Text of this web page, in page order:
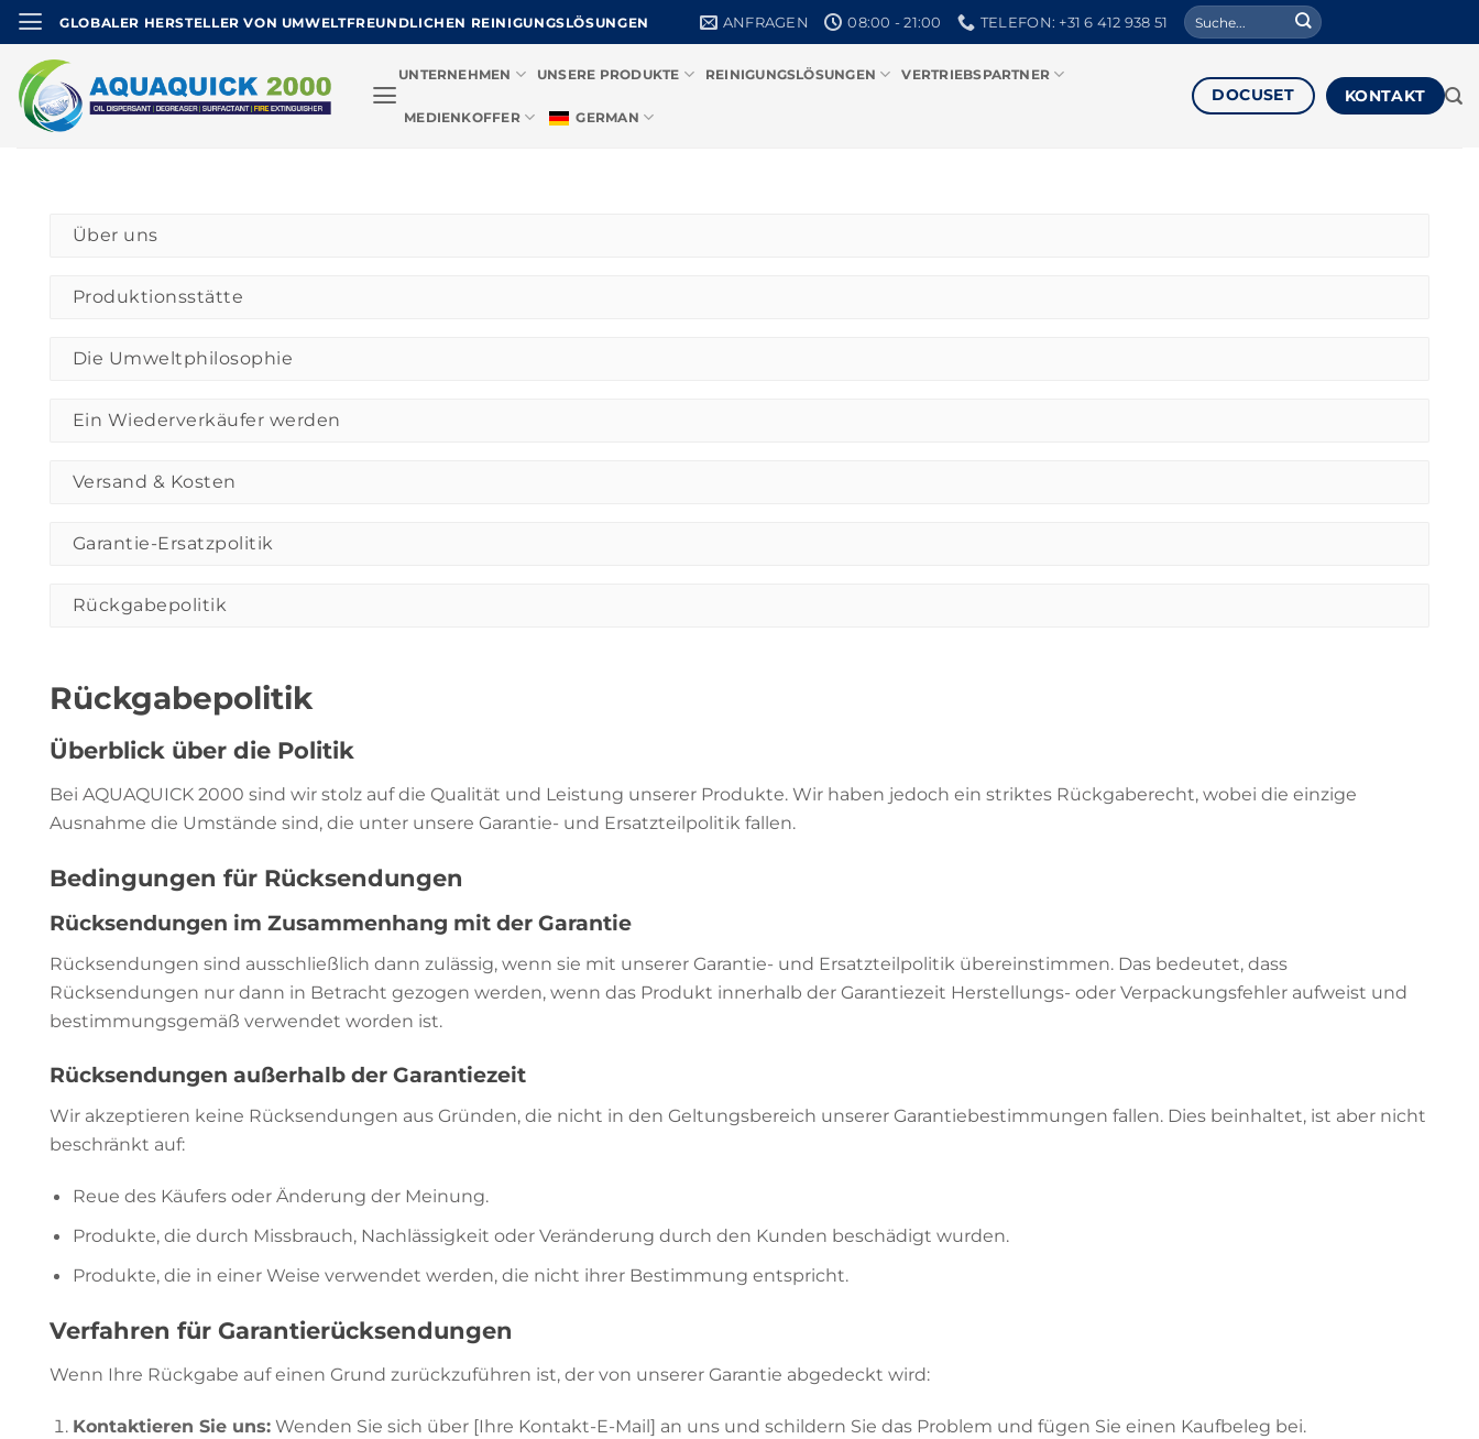
Zum
Inhalt
springen
GLOBALER HERSTELLER VON UMWELTFREUNDLICHEN REINIGUNGSLÖSUNGEN ANFRAGEN 08:00 - 21:00 TELEFON: +31 6 412 938 51
Suche
nach:
UNTERNEHMEN UNSERE PRODUKTE REINIGUNGSLÖSUNGEN VERTRIEBSPARTNER
MEDIENKOFFER GERMAN
DOCUSET KONTAKT
Über uns
Produktionsstätte
Die Umweltphilosophie
Ein Wiederverkäufer werden
Versand & Kosten
Garantie-Ersatzpolitik
Rückgabepolitik
Rückgabepolitik
Überblick über die Politik
Bei AQUAQUICK 2000 sind wir stolz auf die Qualität und Leistung unserer Produkte. Wir haben jedoch ein striktes Rückgaberecht, wobei die einzige
Ausnahme die Umstände sind, die unter unsere Garantie- und Ersatzteilpolitik fallen.
Bedingungen für Rücksendungen
Rücksendungen im Zusammenhang mit der Garantie
Rücksendungen sind ausschließlich dann zulässig, wenn sie mit unserer Garantie- und Ersatzteilpolitik übereinstimmen. Das bedeutet, dass
Rücksendungen nur dann in Betracht gezogen werden, wenn das Produkt innerhalb der Garantiezeit Herstellungs- oder Verpackungsfehler aufweist und
bestimmungsgemäß verwendet worden ist.
Rücksendungen außerhalb der Garantiezeit
Wir akzeptieren keine Rücksendungen aus Gründen, die nicht in den Geltungsbereich unserer Garantiebestimmungen fallen. Dies beinhaltet, ist aber nicht
beschränkt auf:
Reue des Käufers oder Änderung der Meinung.
Produkte, die durch Missbrauch, Nachlässigkeit oder Veränderung durch den Kunden beschädigt wurden.
Produkte, die in einer Weise verwendet werden, die nicht ihrer Bestimmung entspricht.
Verfahren für Garantierücksendungen
Wenn Ihre Rückgabe auf einen Grund zurückzuführen ist, der von unserer Garantie abgedeckt wird:
Kontaktieren Sie uns: Wenden Sie sich über [Ihre Kontakt-E-Mail] an uns und schildern Sie das Problem und fügen Sie einen Kaufbeleg bei.